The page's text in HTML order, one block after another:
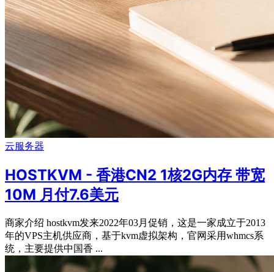
云服务器
HOSTKVM - 香港CN2 1核2G内存 带宽
10M 月付7.6美元
商家介绍 hostkvm发来2022年03月促销，这是一家成立于2013
年的VPS主机供应商，基于kvm虚拟架构，官网采用whmcs系
统，主要提供中国香 ...